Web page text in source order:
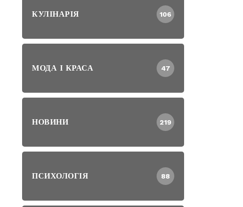
КУЛІНАРІЯ 106
МОДА І КРАСА 47
НОВИНИ 219
ПСИХОЛОГІЯ 88